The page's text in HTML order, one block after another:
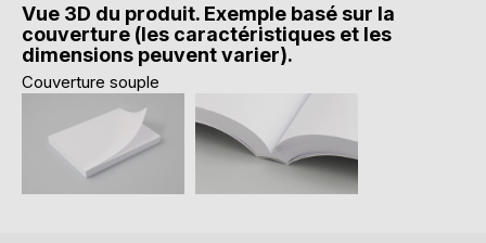
Vue 3D du produit. Exemple basé sur la
couverture (les caractéristiques et les
dimensions peuvent varier).
Couverture souple